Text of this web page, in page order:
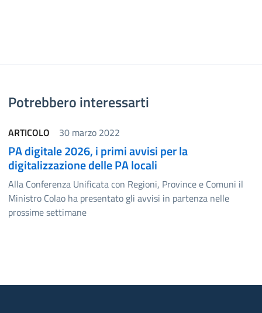
Potrebbero interessarti
ARTICOLO 30 marzo 2022
PA digitale 2026, i primi avvisi per la
digitalizzazione delle PA locali
Alla Conferenza Unificata con Regioni, Province e Comuni il
Ministro Colao ha presentato gli avvisi in partenza nelle
prossime settimane